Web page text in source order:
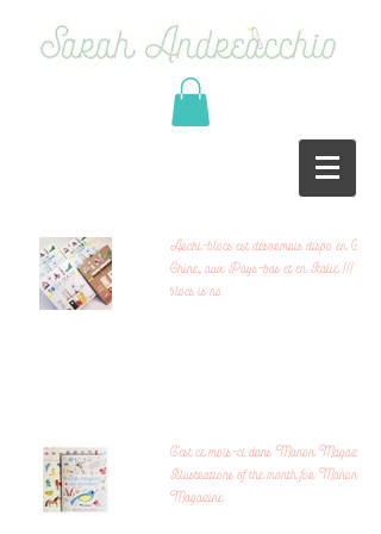
Archi-blocs est désormais dispo en Corée,
Chine, aux Pays-bas et en Italie !!! Archi-
blocs is no
C'est ce mois-ci dans Manon Magazine...
Illustrations of the month for Manon
Magazine